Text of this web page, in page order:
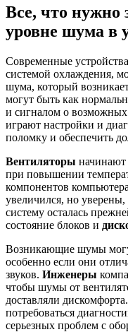
Все, что нужно
уровне шума в
Современные
системой охлаждения,
шума, который
могут быть как
и сигналом о
играют настройки и
поломку и обеспечить
Вентиляторы
при повышении
компонентов
увеличился, но
систему осталась
состояние блоков и
Возникающие шумы
особенно если они
звуков. Инженеры
чтобы шумы от
доставляли
потребоваться
серьезных проблем с